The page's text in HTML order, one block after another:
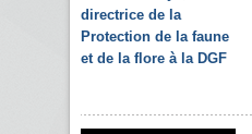
directrice de la
Protection de la faune
et de la flore à la DGF